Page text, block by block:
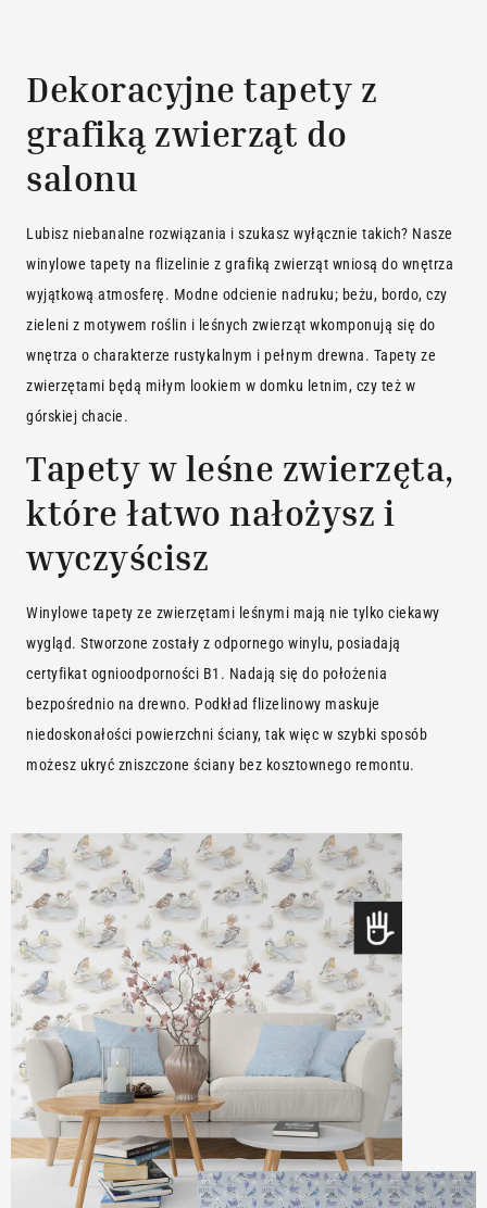
Dekoracyjne tapety z
grafiką zwierząt do
salonu
Lubisz niebanalne rozwiązania i szukasz wyłącznie takich? Nasze
winylowe tapety na flizelinie z grafiką zwierząt wniosą do wnętrza
wyjątkową atmosferę. Modne odcienie nadruku; beżu, bordo, czy
zieleni z motywem roślin i leśnych zwierząt wkomponują się do
wnętrza o charakterze rustykalnym i pełnym drewna. Tapety ze
zwierzętami będą miłym lookiem w domku letnim, czy też w
górskiej chacie.
Tapety w leśne zwierzęta,
które łatwo nałożysz i
wyczyścisz
Winylowe tapety ze zwierzętami leśnymi mają nie tylko ciekawy
wygląd. Stworzone zostały z odpornego winylu, posiadają
certyfikat ognioodporności B1. Nadają się do położenia
bezpośrednio na drewno. Podkład flizelinowy maskuje
niedoskonałości powierzchni ściany, tak więc w szybki sposób
możesz ukryć zniszczone ściany bez kosztownego remontu.